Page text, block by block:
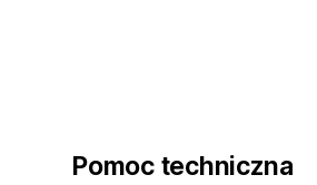
Pomoc techniczna